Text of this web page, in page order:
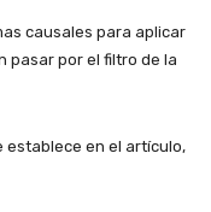
causales para aplicar
pasar por el filtro de la
establece en el artículo,